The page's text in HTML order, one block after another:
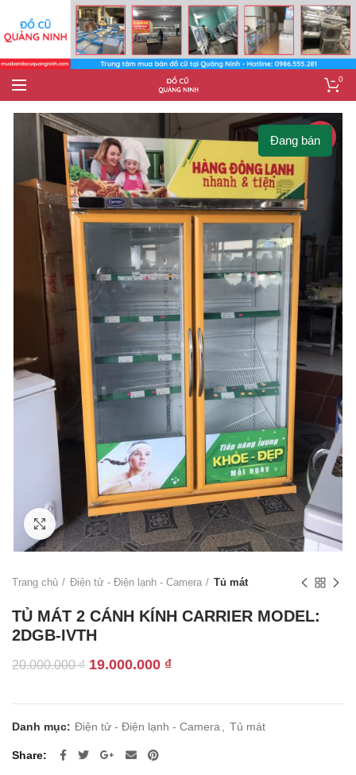
0
-5%
Click to enlarge
Đang bán
Trang chủ Điện tử - Điện lạnh - Camera Tủ mát
TỦ MÁT 2 CÁNH KÍNH CARRIER MODEL:
2DGB-IVTH
20.000.000₫ Giá
19.000.000 ₫Giá
19.000.000 ₫.
Danh mục: Điện tử - Điện lạnh - Camera Tủ mát
Share